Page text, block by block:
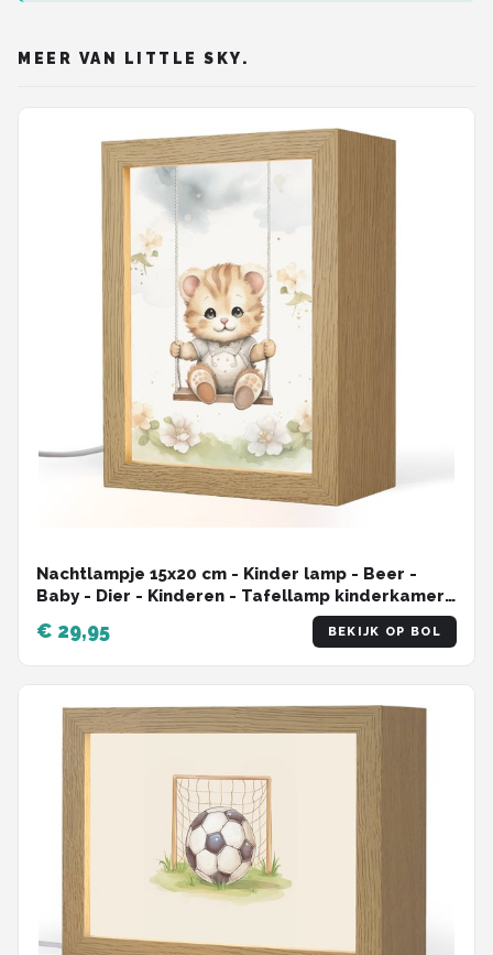
MEER VAN LITTLE SKY.
Nachtlampje 15x20 cm - Kinder lamp - Beer -
Baby - Dier - Kinderen - Tafellamp kinderkamer -
Slaapkamer lamp - Bedlamp kinderen -
Kinderlampje stopcontact - Wandlamp
babykamer - Nachtlampjes
€ 29,95 BEKIJK OP BOL